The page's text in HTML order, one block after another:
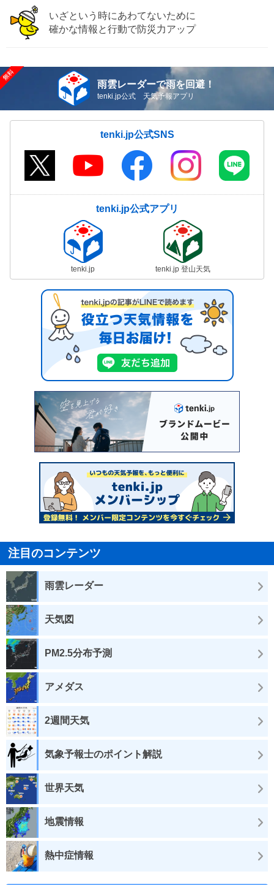
いざという時にあわてないために
確かな情報と行動で防災力アップ
雨雲レーダーで雨を回避！
tenki.jp公式 天気予報アプリ
tenki.jp公式SNS
tenki.jp公式アプリ
tenki.jp tenki.jp 登山天気
注目のコンテンツ
雨雲レーダー
天気図
PM2.5分布予測
アメダス
2週間天気
気象予報士のポイント解説
世界天気
地震情報
熱中症情報